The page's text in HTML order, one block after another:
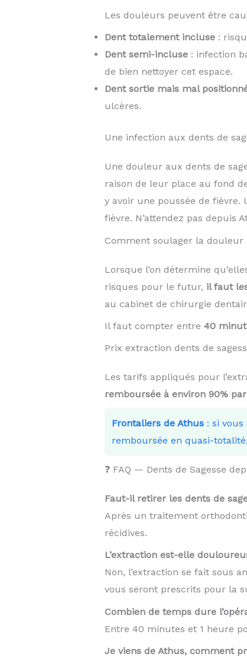
Les douleurs peuvent être
Dent totalement incluse:
Dent semi-incluse: infection
de bien nettoyer cet espace.
Dent sortie mais mal
ulcères.
Une infection aux dents de
Une douleur aux dents de
raison de leur place au fond
y avoir une poussée de
fièvre. N’attendez pas depuis
Comment soulager la douleur
Lorsque l’on détermine
risques pour le futur, il faut
au cabinet de chirurgie
Il faut compter entre 40
Prix extraction dents de
Les tarifs appliqués pour
remboursée à environ 90%
Frontaliers de Athus: si vous
remboursée en quasi-
❓ FAQ — Dents de Sagesse
Faut-il retirer les dents de
Après un traitement
récidives.
L’extraction est-elle
Non, l’extraction se fait sous
vous seront prescrits pour la
Combien de temps dure
Entre 40 minutes et 1 heure
Je viens de Athus, comment